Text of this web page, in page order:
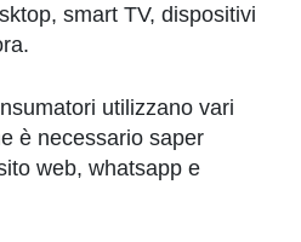
smart TV, dispositivi
utilizzano vari
è necessario saper
web, whatsapp e